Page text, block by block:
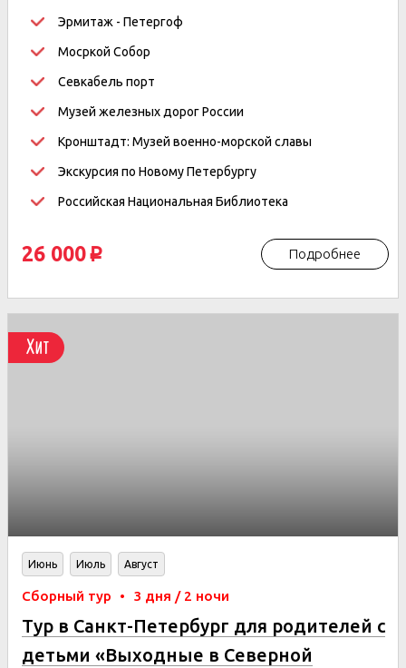
Эрмитаж - Петергоф
Мосркой Собор
Севкабель порт
Музей железных дорог России
Кронштадт: Музей военно-морской славы
Экскурсия по Новому Петербургу
Российская Национальная Библиотека
26 000 p Подробнее
Хит
Июнь Июль Август
Сборный тур • 3 дня / 2 ночи
Тур в Санкт-Петербург для родителей с
детьми «Выходные в Северной